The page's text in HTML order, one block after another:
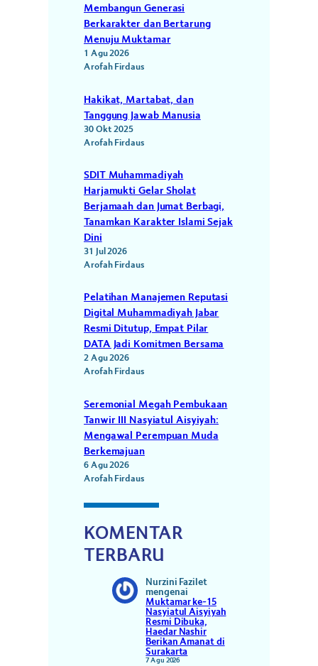
Membangun Generasi
Berkarakter dan Bertarung
Menuju Muktamar
1 Agu 2026
Arofah Firdaus
Hakikat, Martabat, dan
Tanggung Jawab Manusia
30 Okt 2025
Arofah Firdaus
SDIT Muhammadiyah
Harjamukti Gelar Sholat
Berjamaah dan Jumat Berbagi,
Tanamkan Karakter Islami Sejak
Dini
31 Jul 2026
Arofah Firdaus
Pelatihan Manajemen Reputasi
Digital Muhammadiyah Jabar
Resmi Ditutup, Empat Pilar
DATA Jadi Komitmen Bersama
2 Agu 2026
Arofah Firdaus
Seremonial Megah Pembukaan
Tanwir III Nasyiatul Aisyiyah:
Mengawal Perempuan Muda
Berkemajuan
6 Agu 2026
Arofah Firdaus
KOMENTAR
TERBARU
Nurzini Fazilet
mengenai
Muktamar ke-15
Nasyiatul Aisyiyah
Resmi Dibuka,
Haedar Nashir
Berikan Amanat di
Surakarta
7 Agu 2026